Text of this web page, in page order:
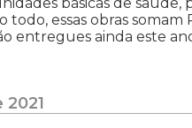
todo, essas obras
entregues ainda este